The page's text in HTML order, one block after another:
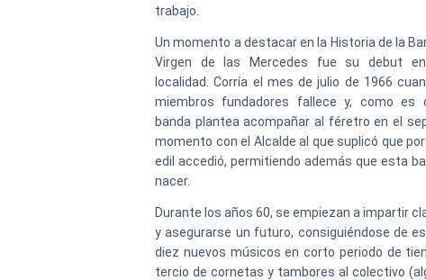
trabajo.
Un momento a destacar en la Historia de la
Virgen de las Mercedes fue su debut
localidad. Corría el mes de julio de 1966
miembros fundadores fallece y, como es
banda plantea acompañar al féretro en el
momento con el Alcalde al que suplicó que
edil accedió, permitiendo además que esta
nacer.
Durante los años 60, se empiezan a impartir
y asegurarse un futuro, consiguiéndose de
diez nuevos músicos en corto periodo de
tercio de cornetas y tambores al colectivo